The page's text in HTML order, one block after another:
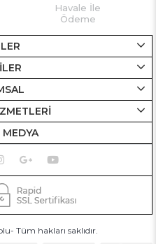
Havale İle
Ödeme
MEDYA
Tüm hakları saklıdır.